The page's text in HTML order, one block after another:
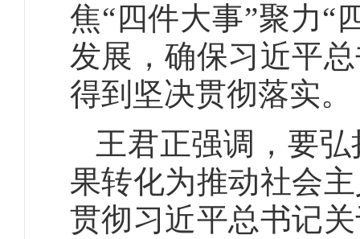
焦“四件大事”聚力“
发展，确保习近平
得到坚决贯彻落实。
王君正强调，要
果转化为推动社会
贯彻习近平总书记